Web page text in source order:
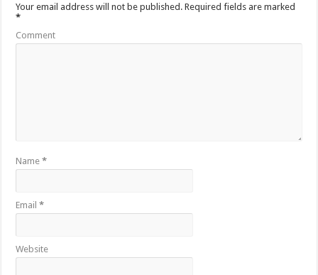
Your email address will not be published. Required fields are marked
*
Comment
Name*
Email*
Website